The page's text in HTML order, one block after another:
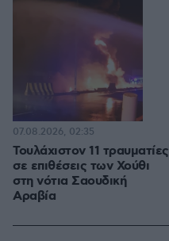
Τουλάχιστον 11 τραυματίες
σε επιθέσεις των Χούθι
στη νότια Σαουδική
Αραβία
07.08.2026, 02:35